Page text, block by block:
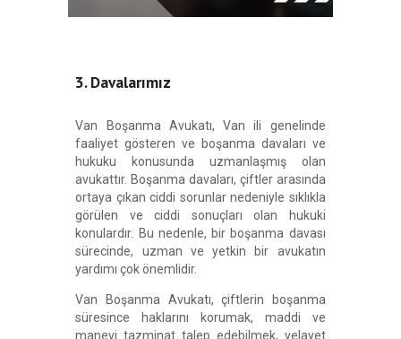
3. Davalarımız
Van Boşanma Avukatı, Van ili genelinde
faaliyet gösteren ve boşanma davaları ve
hukuku konusunda uzmanlaşmış olan
avukattır. Boşanma davaları, çiftler arasında
ortaya çıkan ciddi sorunlar nedeniyle sıklıkla
görülen ve ciddi sonuçları olan hukuki
konulardır. Bu nedenle, bir boşanma davası
sürecinde, uzman ve yetkin bir avukatın
yardımı çok önemlidir.
Van Boşanma Avukatı, çiftlerin boşanma
süresince haklarını korumak, maddi ve
manevi tazminat talep edebilmek, velayet